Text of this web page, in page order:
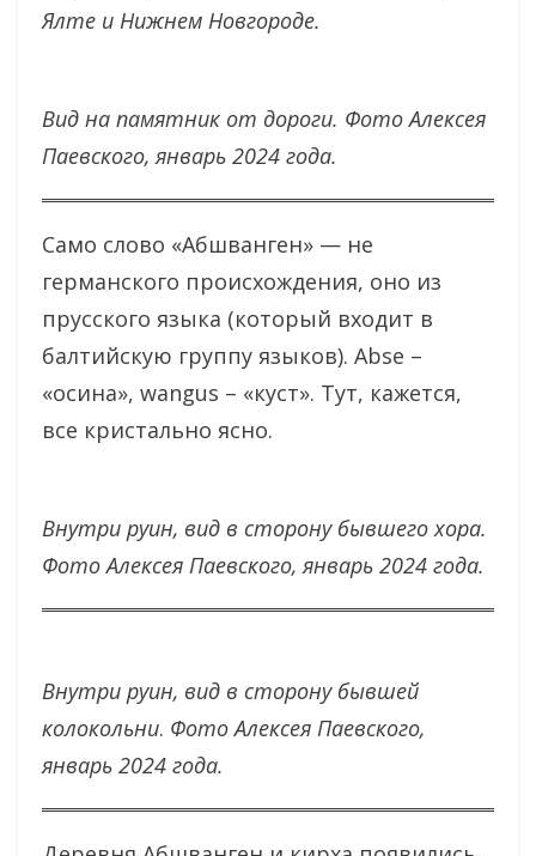
Ялте и Нижнем Новгороде.
Вид на памятник от дороги. Фото Алексея
Паевского, январь 2024 года.
Само слово «Абшванген» — не
германского происхождения, оно из
прусского языка (который входит в
балтийскую группу языков). Abse –
«осина», wangus – «куст». Тут, кажется,
все кристально ясно.
Внутри руин, вид в сторону бывшего хора.
Фото Алексея Паевского, январь 2024 года.
Внутри руин, вид в сторону бывшей
колокольни. Фото Алексея Паевского,
январь 2024 года.